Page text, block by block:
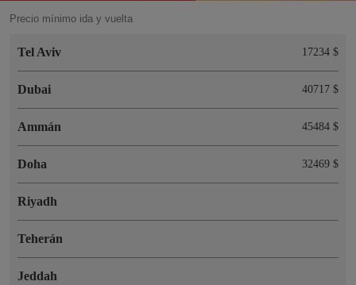
Precio mínimo ida y vuelta
Tel Aviv 17234 $
Dubai 40717 $
Ammán 45484 $
Doha 32469 $
Riyadh
Teherán
Jeddah